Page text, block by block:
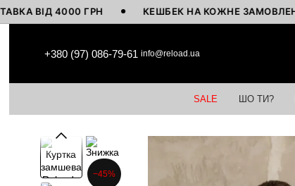
4000 ГРН КЕШБЕК НА КОЖНЕ ЗАМОВЛЕННЯ
+380 (97) 086-79-61 info@reload.ua
SALE ШО ТИ?
−45%